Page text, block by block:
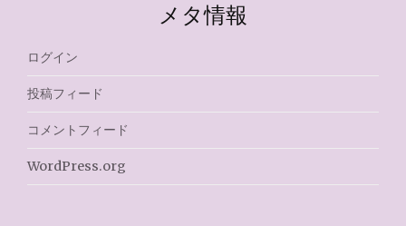
メタ情報
ログイン
投稿フィード
コメントフィード
WordPress.org